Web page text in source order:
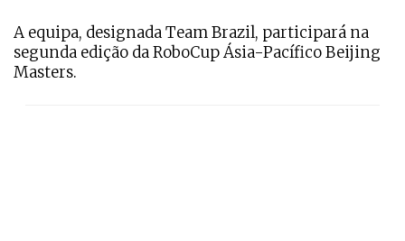
A equipa, designada Team Brazil, participará na
segunda edição da RoboCup Ásia-Pacífico Beijing
Masters.